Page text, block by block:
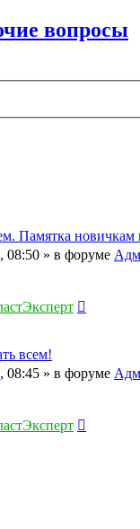
вопросы
Памятка новичкам
08:50 » в форуме
всем!
08:45 » в форуме